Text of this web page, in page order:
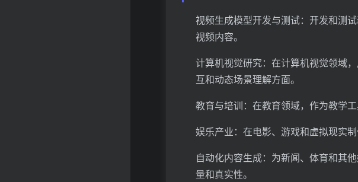
视频生成模型开发与测试：开发和测
视频内容。
计算机视觉研究：在计算机视觉领域
互和动态场景理解方面。
教育与培训：在教育领域，作为教学
娱乐产业：在电影、游戏和虚拟现实
自动化内容生成：为新闻、体育和其
量和真实性。